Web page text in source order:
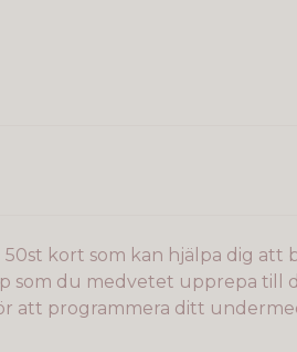
kort som kan hjälpa dig att
som du medvetet upprepa till
att programmera ditt